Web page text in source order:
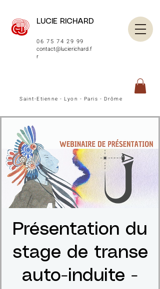
LUCIE RICHARD
06 75 74 29 99
contact@lucierichard.f
r
Saint-Etienne - Lyon - Paris - Drôme
Présentation du
stage de transe
auto-induite -